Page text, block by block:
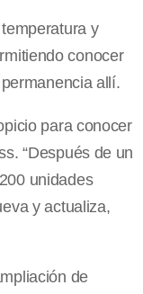
y
conocer
allí.
para conocer
“Después de un
unidades
y actualiza,
de